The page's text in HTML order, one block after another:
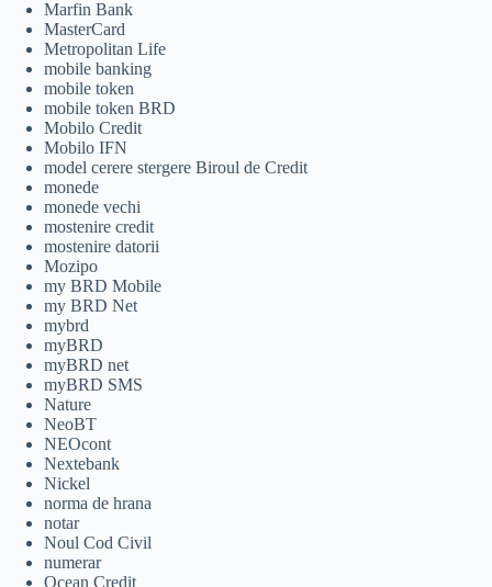
Marfin Bank
MasterCard
Metropolitan Life
mobile banking
mobile token
mobile token BRD
Mobilo Credit
Mobilo IFN
model cerere stergere Biroul de Credit
monede
monede vechi
mostenire credit
mostenire datorii
Mozipo
my BRD Mobile
my BRD Net
mybrd
myBRD
myBRD net
myBRD SMS
Nature
NeoBT
NEOcont
Nextebank
Nickel
norma de hrana
notar
Noul Cod Civil
numerar
Ocean Credit